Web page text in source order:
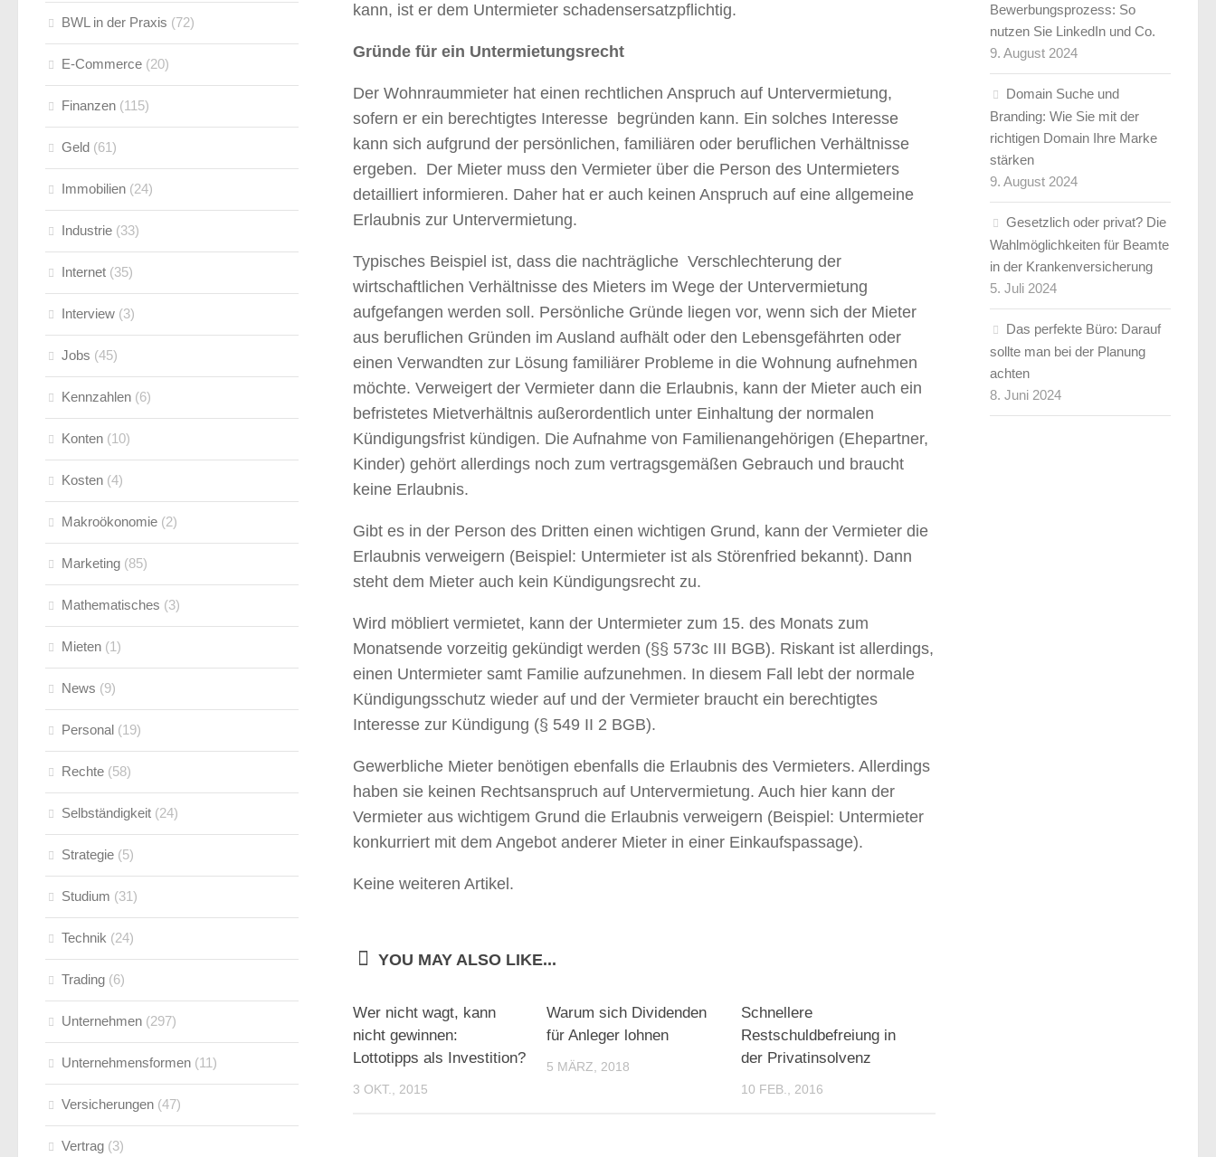
kann, ist er dem Untermieter schadensersatzpflichtig.
Gründe für ein Untermietungsrecht
Der Wohnraummieter hat einen rechtlichen Anspruch auf Untervermietung,
sofern er ein berechtigtes Interesse begründen kann. Ein solches Interesse
kann sich aufgrund der persönlichen, familiären oder beruflichen Verhältnisse
ergeben. Der Mieter muss den Vermieter über die Person des Untermieters
detailliert informieren. Daher hat er auch keinen Anspruch auf eine allgemeine
Erlaubnis zur Untervermietung.
Typisches Beispiel ist, dass die nachträgliche Verschlechterung der
wirtschaftlichen Verhältnisse des Mieters im Wege der Untervermietung
aufgefangen werden soll. Persönliche Gründe liegen vor, wenn sich der Mieter
aus beruflichen Gründen im Ausland aufhält oder den Lebensgefährten oder
einen Verwandten zur Lösung familiärer Probleme in die Wohnung aufnehmen
möchte. Verweigert der Vermieter dann die Erlaubnis, kann der Mieter auch ein
befristetes Mietverhältnis außerordentlich unter Einhaltung der normalen
Kündigungsfrist kündigen. Die Aufnahme von Familienangehörigen (Ehepartner,
Kinder) gehört allerdings noch zum vertragsgemäßen Gebrauch und braucht
keine Erlaubnis.
Gibt es in der Person des Dritten einen wichtigen Grund, kann der Vermieter die
Erlaubnis verweigern (Beispiel: Untermieter ist als Störenfried bekannt). Dann
steht dem Mieter auch kein Kündigungsrecht zu.
Wird möbliert vermietet, kann der Untermieter zum 15. des Monats zum
Monatsende vorzeitig gekündigt werden (§§ 573c III BGB). Riskant ist allerdings,
einen Untermieter samt Familie aufzunehmen. In diesem Fall lebt der normale
Kündigungsschutz wieder auf und der Vermieter braucht ein berechtigtes
Interesse zur Kündigung (§ 549 II 2 BGB).
Gewerbliche Mieter benötigen ebenfalls die Erlaubnis des Vermieters. Allerdings
haben sie keinen Rechtsanspruch auf Untervermietung. Auch hier kann der
Vermieter aus wichtigem Grund die Erlaubnis verweigern (Beispiel: Untermieter
konkurriert mit dem Angebot anderer Mieter in einer Einkaufspassage).
Keine weiteren Artikel.
YOU MAY ALSO LIKE...
Wer nicht wagt, kann
nicht gewinnen:
Lottotipps als Investition?
3 OKT., 2015
Warum sich Dividenden
für Anleger lohnen
5 MÄRZ, 2018
Schnellere
Restschuldbefreiung in
der Privatinsolvenz
10 FEB., 2016
BWL in der Praxis (72)
E-Commerce (20)
Finanzen (115)
Geld (61)
Immobilien (24)
Industrie (33)
Internet (35)
Interview (3)
Jobs (45)
Kennzahlen (6)
Konten (10)
Kosten (4)
Makroökonomie (2)
Marketing (85)
Mathematisches (3)
Mieten (1)
News (9)
Personal (19)
Rechte (58)
Selbständigkeit (24)
Strategie (5)
Studium (31)
Technik (24)
Trading (6)
Unternehmen (297)
Unternehmensformen (11)
Versicherungen (47)
Vertrag (3)
Bewerbungsprozess: So
nutzen Sie LinkedIn und Co.
9. August 2024
Domain Suche und
Branding: Wie Sie mit der
richtigen Domain Ihre Marke
stärken
9. August 2024
Gesetzlich oder privat? Die
Wahlmöglichkeiten für Beamte
in der Krankenversicherung
5. Juli 2024
Das perfekte Büro: Darauf
sollte man bei der Planung
achten
8. Juni 2024